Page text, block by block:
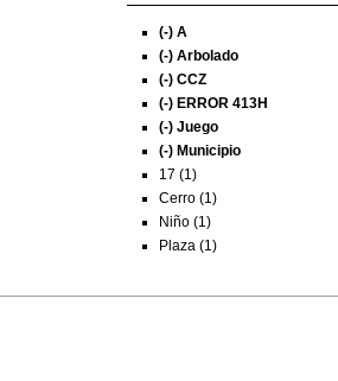
(-) A
(-) Arbolado
(-) CCZ
(-) ERROR 413H
(-) Juego
(-) Municipio
17 (1)
Cerro (1)
Niño (1)
Plaza (1)